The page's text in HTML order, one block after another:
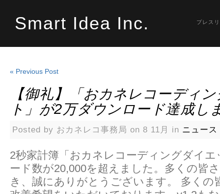
Smart Idea Inc. プレス
« Previous Post
【御礼】「おカネレコーディ
ト」が2万ダウンロード達成し
Posted by おカネレコ事務局 on 8 11月 in ニュース
2秒家計簿「おカネレコーディングダイ
ード数が20,000を超えました。多くの皆
き、誠にありがとうございます。 多くの